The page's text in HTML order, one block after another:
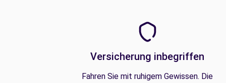
Versicherung inbegriffen
Fahren Sie mit ruhigem Gewissen. Die